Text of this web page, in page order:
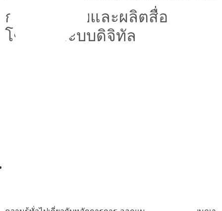
การออกแบบและผลิตสื่อ
โฆษณาระบบดิจิทัล